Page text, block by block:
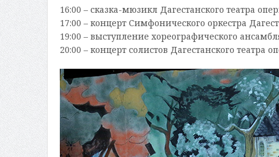
16:00 – сказка-мюзикл Дагестанского театра
17:00 – концерт Симфонического оркестра
19:00 – выступление хореографического
20:00 – концерт солистов Дагестанского театра